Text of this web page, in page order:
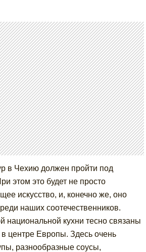
в Чехию должен пройти под
этом это будет не просто
искусство, и, конечно же, оно
наших соотечественников.
национальной кухни тесно связаны
центре Европы. Здесь очень
разнообразные соусы,